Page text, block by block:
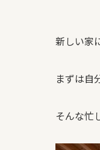
新しい家
まずは自
そんな忙